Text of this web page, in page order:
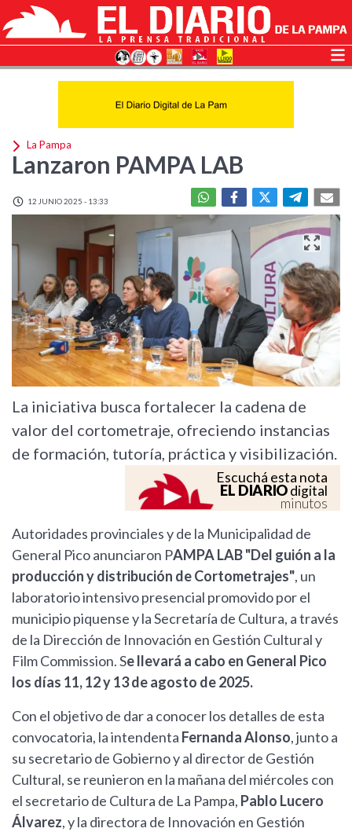
La Pampa
Lanzaron PAMPA LAB
12 JUNIO 2025 - 13:33
La iniciativa busca fortalecer la cadena de
valor del cortometraje, ofreciendo instancias
de formación, tutoría, práctica y visibilización.
Escuchá esta nota
EL DIARIOdigital
minutos
Autoridades provinciales y de la Municipalidad de
General Pico anunciaron PAMPA LAB "Del guión a la
producción y distribución de Cortometrajes", un
laboratorio intensivo presencial promovido por el
municipio piquense y la Secretaría de Cultura, a través
de la Dirección de Innovación en Gestión Cultural y
Film Commission. Se llevará a cabo en General Pico
los días 11, 12 y 13 de agosto de 2025.
Con el objetivo de dar a conocer los detalles de esta
convocatoria, la intendenta Fernanda Alonso, junto a
su secretario de Gobierno y al director de Gestión
Cultural, se reunieron en la mañana del miércoles con
el secretario de Cultura de La Pampa, Pablo Lucero
Álvarez, y la directora de Innovación en Gestión